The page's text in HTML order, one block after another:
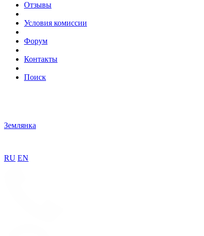
Отзывы
Условия комиссии
Форум
Контакты
Поиск
Землянка
RU EN